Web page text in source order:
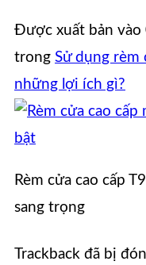
Được xuất bản vào
trong Sử dụng rèm
những lợi ích gì?
Rèm cửa cao cấp
sang trọng
Trackback đã bị